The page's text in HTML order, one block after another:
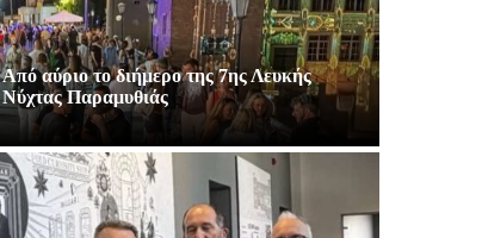
Από αύριο το διήμερο της 7ης Λευκής
Νύχτας Παραμυθιάς